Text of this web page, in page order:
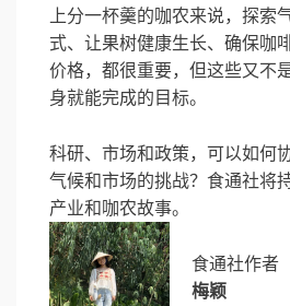
上分一杯羹的咖农来说，探索
式、让果树健康生长、确保咖
价格，都很重要，但这些又不
身就能完成的目标。
科研、市场和政策，可以如何
气候和市场的挑战？食通社将
产业和咖农故事。
食通社作者
梅颖